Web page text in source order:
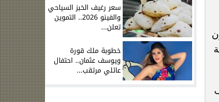
سعر رغيف الخبز السياحي
والفينو 2026.. التموين
تعلن...
خطوبة ملك قورة
ويوسف عثمان.. احتفال
عائلي مرتقب...